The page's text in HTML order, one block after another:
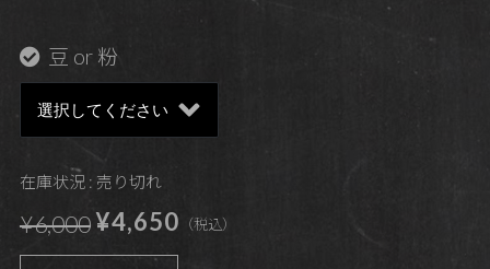
豆 or 粉
在庫状況 : 売り切れ
¥6,000¥4,650 （税込）